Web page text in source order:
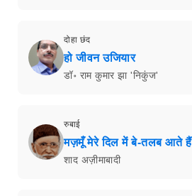
दोहा छंद
हो जीवन उजियार
डॉ॰ राम कुमार झा 'निकुंज'
रुबाई
मज़मूँ मेरे दिल में बे-तलब आते हैं
शाद अज़ीमाबादी